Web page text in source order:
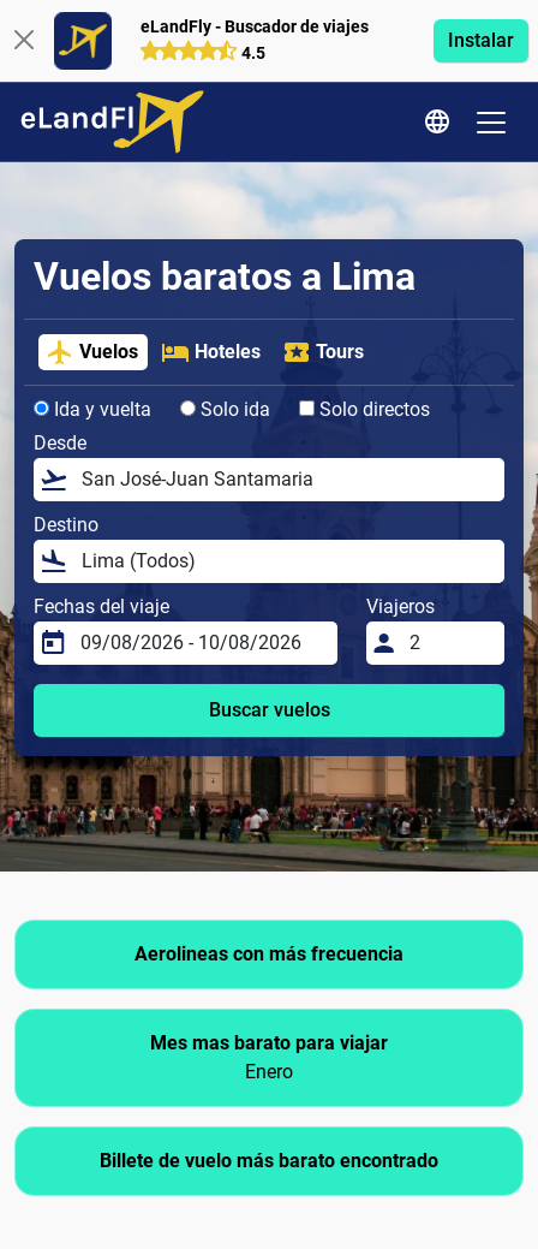
eLandFly - Buscador de viajes
4.5
Instalar
Vuelos baratos a Lima
Vuelos Hoteles Tours
Ida y vuelta Solo ida
Solo directos
Desde
Destino
Fechas del viaje Viajeros
Buscar vuelos
Aerolineas con más frecuencia
Mes mas barato para viajar
Enero
Billete de vuelo más barato encontrado